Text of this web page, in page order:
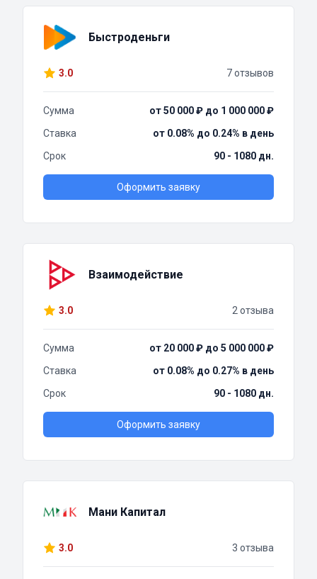
Быстроденьги
3.0 7 отзывов
Сумма
от 50 000 ₽ до 1 000 000 ₽
Ставка
от 0.08% до 0.24% в день
Срок
90 - 1080 дн.
Оформить заявку
Взаимодействие
3.0 2 отзыва
Сумма
от 20 000 ₽ до 5 000 000 ₽
Ставка
от 0.08% до 0.27% в день
Срок
90 - 1080 дн.
Оформить заявку
Мани Капитал
3.0 3 отзыва